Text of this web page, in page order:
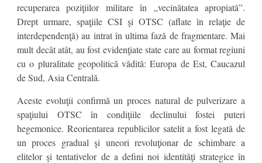
recuperarea poziţiilor militare în „vecinătatea apropiată”.
Drept urmare, spaţiile CSI şi OTSC (aflate în relaţie de
interdependenţă) au intrat în ultima fază de fragmentare. Mai
mult decât atât, au fost evidenţiate state care au format regiuni
cu o pluralitate geopolitică vădită: Europa de Est, Caucazul
de Sud, Asia Centrală.
Aceste evoluţii confirmă un proces natural de pulverizare a
spaţiului OTSC în condiţiile declinului fostei puteri
hegemonice. Reorientarea republicilor satelit a fost legată de
un proces gradual şi uneori revoluţionar de schimbare a
elitelor şi tentativelor de a defini noi identităţi strategice în